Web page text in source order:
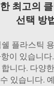
최고의
선택 방
플라스틱
이 있습니
니다. 다양
있습니다.